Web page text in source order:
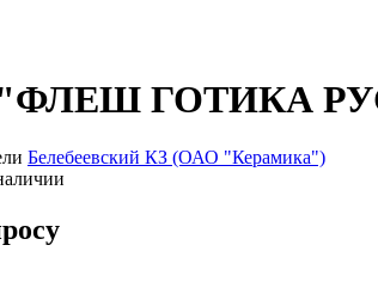
"ФЛЕШ ГОТИКА
Белебеевский КЗ (ОАО "Керамика")